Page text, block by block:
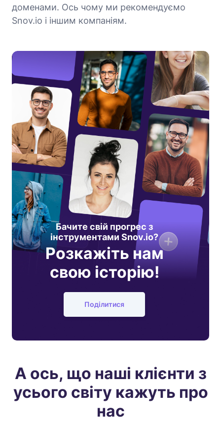
доменами. Ось чому ми рекомендуємо
Snov.io і іншим компаніям.
Бачите свій прогрес з
інструментами Snov.io?
Розкажіть нам
свою історію!
Поділитися
А ось, що наші клієнти з
усього світу кажуть про
нас